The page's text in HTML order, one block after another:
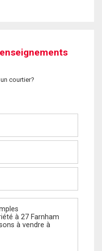
courtier?